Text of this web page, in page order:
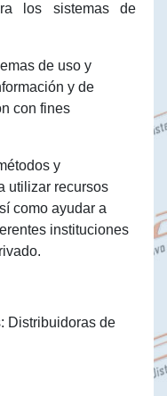
los sistemas de
de uso y
y de
con fines
y
utilizar recursos
como ayudar a
instituciones
Distribuidoras de